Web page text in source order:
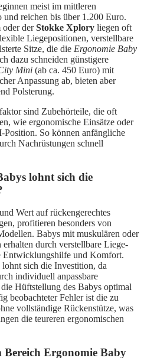
meist im mittleren
und reichen bis über 1.200 Euro.
oder derStokke Xplory liegen oft
Liegepositionen, verstellbare
Sitze, die die Ergonomie Baby
dazu schneiden günstigere
Mini (ab ca. 450 Euro) mit
Anpassung ab, bieten aber
Polsterung.
sind Zubehörteile, die oft
wie ergonomische Einsätze oder
So können anfängliche
Nachrüstungen schnell
lohnt sich die
Wert auf rückengerechtes
profitieren besonders von
Babys mit muskulären oder
durch verstellbare Liege-
Entwicklungshilfe und Komfort.
sich die Investition, da
individuell anpassbare
Hüftstellung des Babys optimal
beobachteter Fehler ist die zu
vollständige Rückenstütze, was
die teureren ergonomischen
Ergonomie Baby